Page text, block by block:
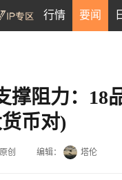
行情 要闻
撑阻力：18
币对)
创 编辑： 塔伦